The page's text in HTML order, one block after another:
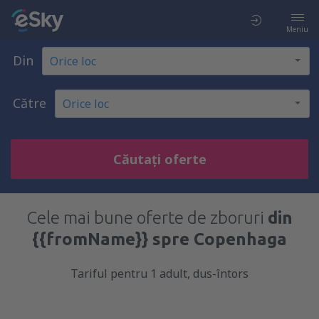
Meniu
Din
Către
Căutați oferte
Cele mai bune oferte de zboruri din
{{fromName}} spre Copenhaga
Tariful pentru 1 adult, dus-întors